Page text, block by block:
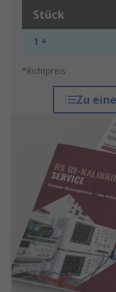
Stück
1 +
*Richtpreis
Zu